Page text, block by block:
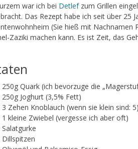
war ich bei Detlefzum Grillen
Das Rezept habe ich seit über 25
(Sie hieß mit Nachnamen
Zaziki machen kann. Es ist Zeit, das
250g Quark (ich bevorzuge die
250g Joghurt (3,5% Fett)
3 Zehen Knoblauch (wenn sie klein sind: 5)
1 kleine Zwiebel (vergesse ich aber oft)
Salatgurke
Dillspitzen